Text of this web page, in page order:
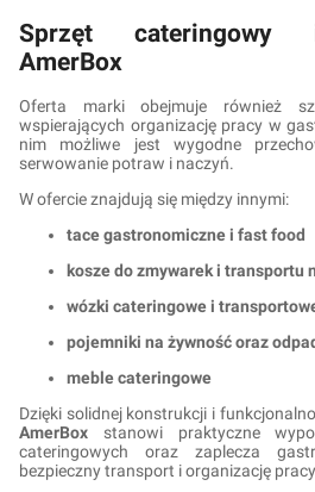
Sprzęt cateringowy
AmerBox
Oferta marki obejmuje również
wspierających organizację pracy w
nim możliwe jest wygodne
serwowanie potraw i naczyń.
W ofercie znajdują się między innymi:
tace gastronomiczne i fast food
kosze do zmywarek i transportu
wózki cateringowe i
pojemniki na żywność oraz
meble cateringowe
Dzięki solidnej konstrukcji i
AmerBox stanowi praktyczne
cateringowych oraz zaplecza
bezpieczny transport i organizację